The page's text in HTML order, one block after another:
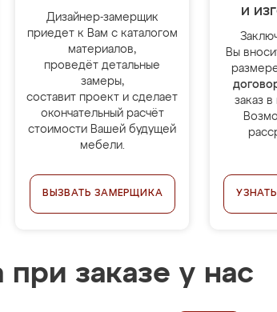
Дизайнер-замерщик
приедет к Вам с каталогом
материалов,
проведёт детальные
замеры,
составит проект и сделает
окончательный расчёт
стоимости Вашей будущей
мебели.
ВЫЗВАТЬ ЗАМЕРЩИКА
и
Вы
заказ
при заказе у нас